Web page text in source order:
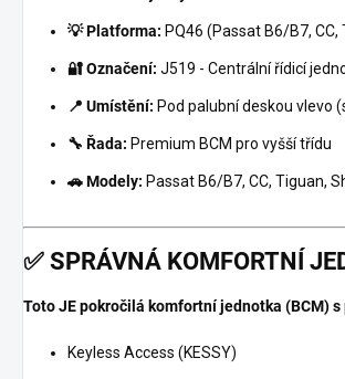
💡 Platforma: PQ46 (Passat B6/B7, CC,
🔐 Označení: J519 - Centrální řídicí
📍 Umístění: Pod palubní deskou vlevo
🔧 Řada: Premium BCM pro vyšší třídu
🚗 Modely: Passat B6/B7, CC, Tiguan,
✅ SPRÁVNÁ KOMFORTNÍ
Toto JE pokročilá komfortní jednotka (BCM) s
Keyless Access (KESSY)